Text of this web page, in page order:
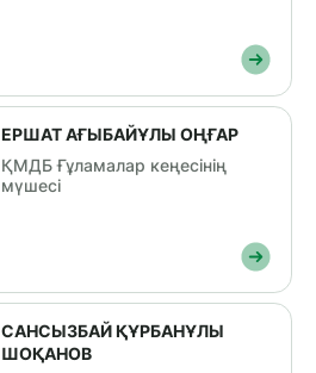
ЕРШАТ АҒЫБАЙҰЛЫ ОҢҒАР
ҚМДБ Ғұламалар кеңесінің
мүшесі
САНСЫЗБАЙ ҚҰРБАНҰЛЫ
ШОҚАНОВ